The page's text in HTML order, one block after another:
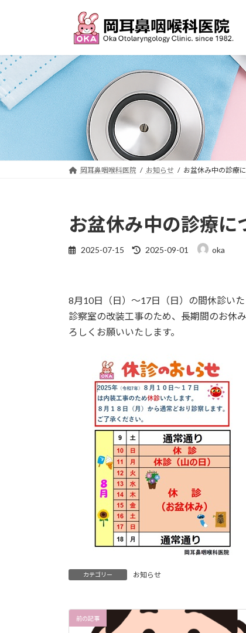
ツ
へ
ス
キ
ッ
プ
シ
ョ
ン
に
移
動
岡耳鼻咽喉科医院 お知らせ お盆休み中の診療
お盆休み中の診療に
2025-07-15
最
日
時
:
2025-09-01 oka
8月10日（日）～17日（日）の間休診いた
診察室の改装工事のため、長期間のお休
ろしくお願いいたします。
カテゴリー お知らせ
前の記事